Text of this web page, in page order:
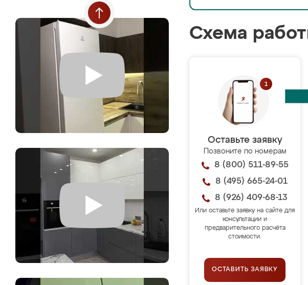
Схема
Оставьте заявку
Позвоните по номерам
8 (800) 511-89-55
8 (495) 665-24-01
8 (926) 409-68-13
Или оставьте заявку на сайте для
консультации и
предварительного расчёта
стоимости.
ОСТАВИТЬ ЗАЯВКУ